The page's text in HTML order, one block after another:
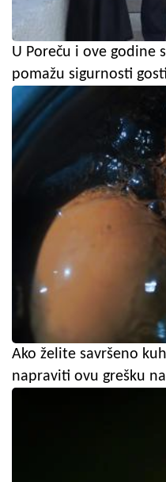
U Poreču i ove godine
pomažu sigurnosti
Ako želite savršeno
napraviti ovu grešku